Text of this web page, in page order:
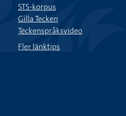
STS-korpus
Gilla Tecken
Teckenspråksvideo
Fler länktips